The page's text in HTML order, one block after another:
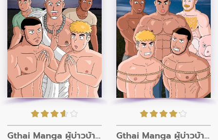
Gthai Manga ผู้บ่าวบ้านนา ตอนที่6 Gthai Manga ผู้บ่าวบ้านนา ตอนที่5